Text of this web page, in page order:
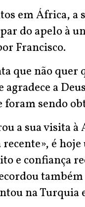
em África, a
do apelo à
Francisco.
que não quer
a
foram sendo
a sua visita
é
e confiança
na Turquia